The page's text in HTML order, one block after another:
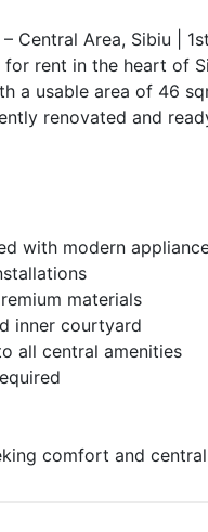
Central Area, Sibiu |
rent in the heart of
a usable area of 46
renovated and
with modern
materials
inner courtyard
all central amenities
comfort and